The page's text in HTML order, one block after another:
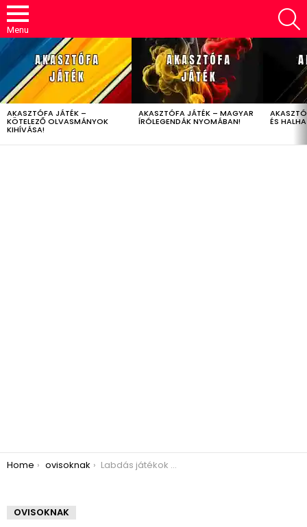
Menu
LATEST
STORIES
AKASZTÓFA JÁTÉK –
KÖTELEZŐ OLVASMÁNYOK
KIHÍVÁSA!
AKASZTÓFA JÁTÉK – MAGYAR
ÍRÓLEGENDÁK NYOMÁBAN! ÉS
You are here:
Home ovisoknak Labdás játékok ovisoknak – Itt megtalálod!
OVISOKNAK